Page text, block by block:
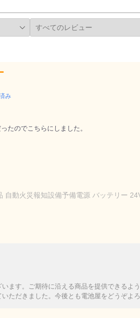
み
たのでこちらにしました。
自動火災報知設備予備電源 バッテリー
ます。ご期待に沿える商品を提供できるよ
ただきました。今後とも電池屋をどうぞよ